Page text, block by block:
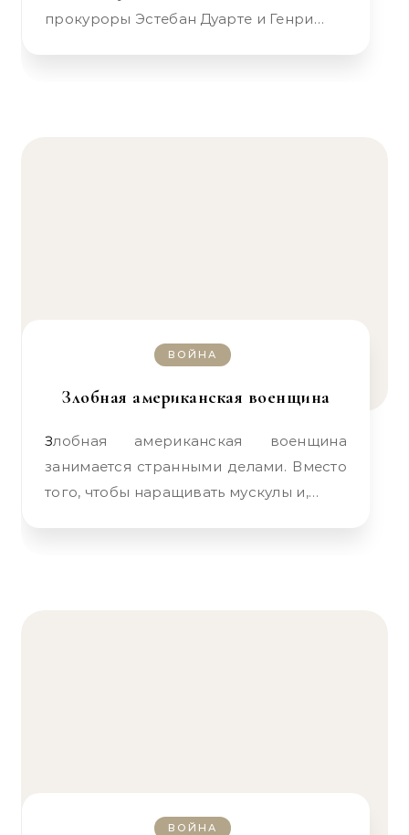
прокуроры Эстебан Дуарте и Генри…
ВОЙНА
Злобная американская военщина
Злобная американская военщина
занимается странными делами. Вместо
того, чтобы наращивать мускулы и,…
ВОЙНА